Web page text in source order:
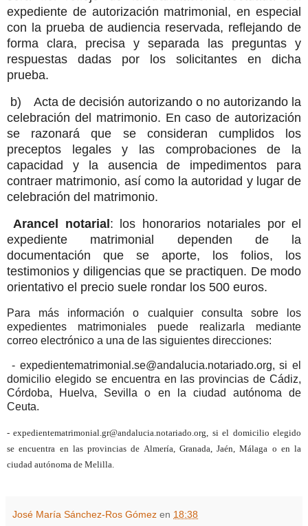
expediente de autorización matrimonial, en especial
con la prueba de audiencia reservada, reflejando de
forma clara, precisa y separada las preguntas y
respuestas dadas por los solicitantes en dicha
prueba.
b) Acta de decisión autorizando o no autorizando la
celebración del matrimonio. En caso de autorización
se razonará que se consideran cumplidos los
preceptos legales y las comprobaciones de la
capacidad y la ausencia de impedimentos para
contraer matrimonio, así como la autoridad y lugar de
celebración del matrimonio.
Arancel notarial: los honorarios notariales por el
expediente matrimonial dependen de la
documentación que se aporte, los folios, los
testimonios y diligencias que se practiquen. De modo
orientativo el precio suele rondar los 500 euros.
Para más información o cualquier consulta sobre los
expedientes matrimoniales puede realizarla mediante
correo electrónico a una de las siguientes direcciones:
- expedientematrimonial.se@andalucia.notariado.org, si el
domicilio elegido se encuentra en las provincias de Cádiz,
Córdoba, Huelva, Sevilla o en la ciudad autónoma de
Ceuta.
- expedientematrimonial.gr@andalucia.notariado.org, si el domicilio elegido
se encuentra en las provincias de Almería, Granada, Jaén, Málaga o en la
ciudad autónoma de Melilla.
José María Sánchez-Ros Gómez en 18:38